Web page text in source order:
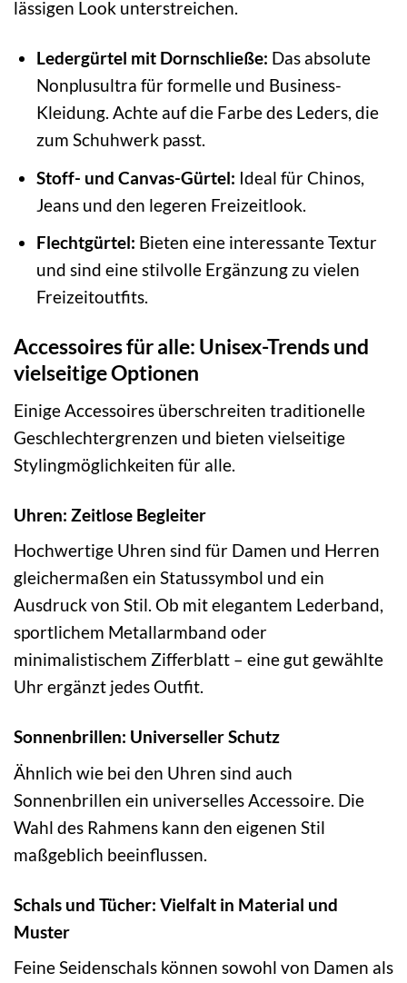
lässigen Look unterstreichen.
Ledergürtel mit Dornschließe: Das absolute
Nonplusultra für formelle und Business-
Kleidung. Achte auf die Farbe des Leders, die
zum Schuhwerk passt.
Stoff- und Canvas-Gürtel: Ideal für Chinos,
Jeans und den legeren Freizeitlook.
Flechtgürtel: Bieten eine interessante Textur
und sind eine stilvolle Ergänzung zu vielen
Freizeitoutfits.
Accessoires für alle: Unisex-Trends und
vielseitige Optionen
Einige Accessoires überschreiten traditionelle
Geschlechtergrenzen und bieten vielseitige
Stylingmöglichkeiten für alle.
Uhren: Zeitlose Begleiter
Hochwertige Uhren sind für Damen und Herren
gleichermaßen ein Statussymbol und ein
Ausdruck von Stil. Ob mit elegantem Lederband,
sportlichem Metallarmband oder
minimalistischem Zifferblatt – eine gut gewählte
Uhr ergänzt jedes Outfit.
Sonnenbrillen: Universeller Schutz
Ähnlich wie bei den Uhren sind auch
Sonnenbrillen ein universelles Accessoire. Die
Wahl des Rahmens kann den eigenen Stil
maßgeblich beeinflussen.
Schals und Tücher: Vielfalt in Material und
Muster
Feine Seidenschals können sowohl von Damen als